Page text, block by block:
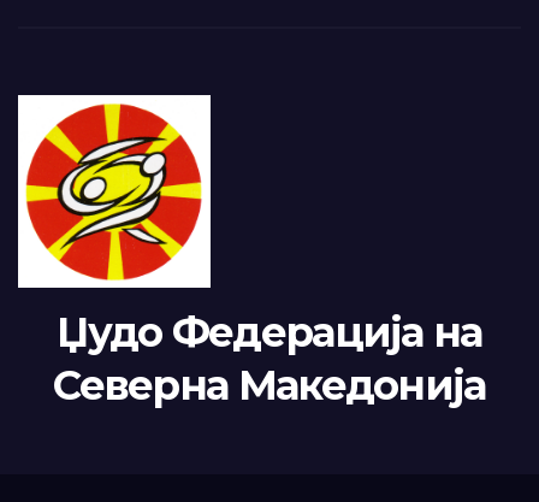
Џудо Федерација на
Северна Македонија